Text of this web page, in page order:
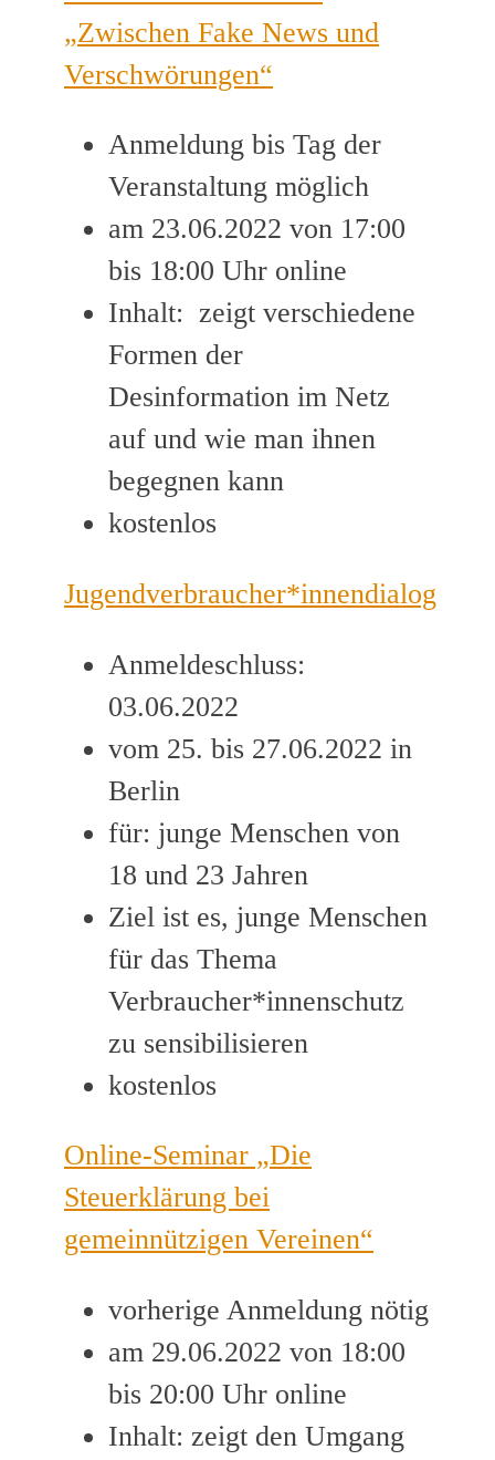
„Zwischen Fake News und
Verschwörungen“
Anmeldung bis Tag der
Veranstaltung möglich
am 23.06.2022 von 17:00
bis 18:00 Uhr online
Inhalt: zeigt verschiedene
Formen der
Desinformation im Netz
auf und wie man ihnen
begegnen kann
kostenlos
Jugendverbraucher*innendialog
Anmeldeschluss:
03.06.2022
vom 25. bis 27.06.2022 in
Berlin
für: junge Menschen von
18 und 23 Jahren
Ziel ist es, junge Menschen
für das Thema
Verbraucher*innenschutz
zu sensibilisieren
kostenlos
Online-Seminar „Die
Steuerklärung bei
gemeinnützigen Vereinen“
vorherige Anmeldung nötig
am 29.06.2022 von 18:00
bis 20:00 Uhr online
Inhalt: zeigt den Umgang